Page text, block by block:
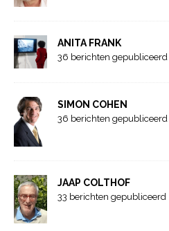
ANITA FRANK
36 berichten gepubliceerd
SIMON COHEN
36 berichten gepubliceerd
JAAP COLTHOF
33 berichten gepubliceerd